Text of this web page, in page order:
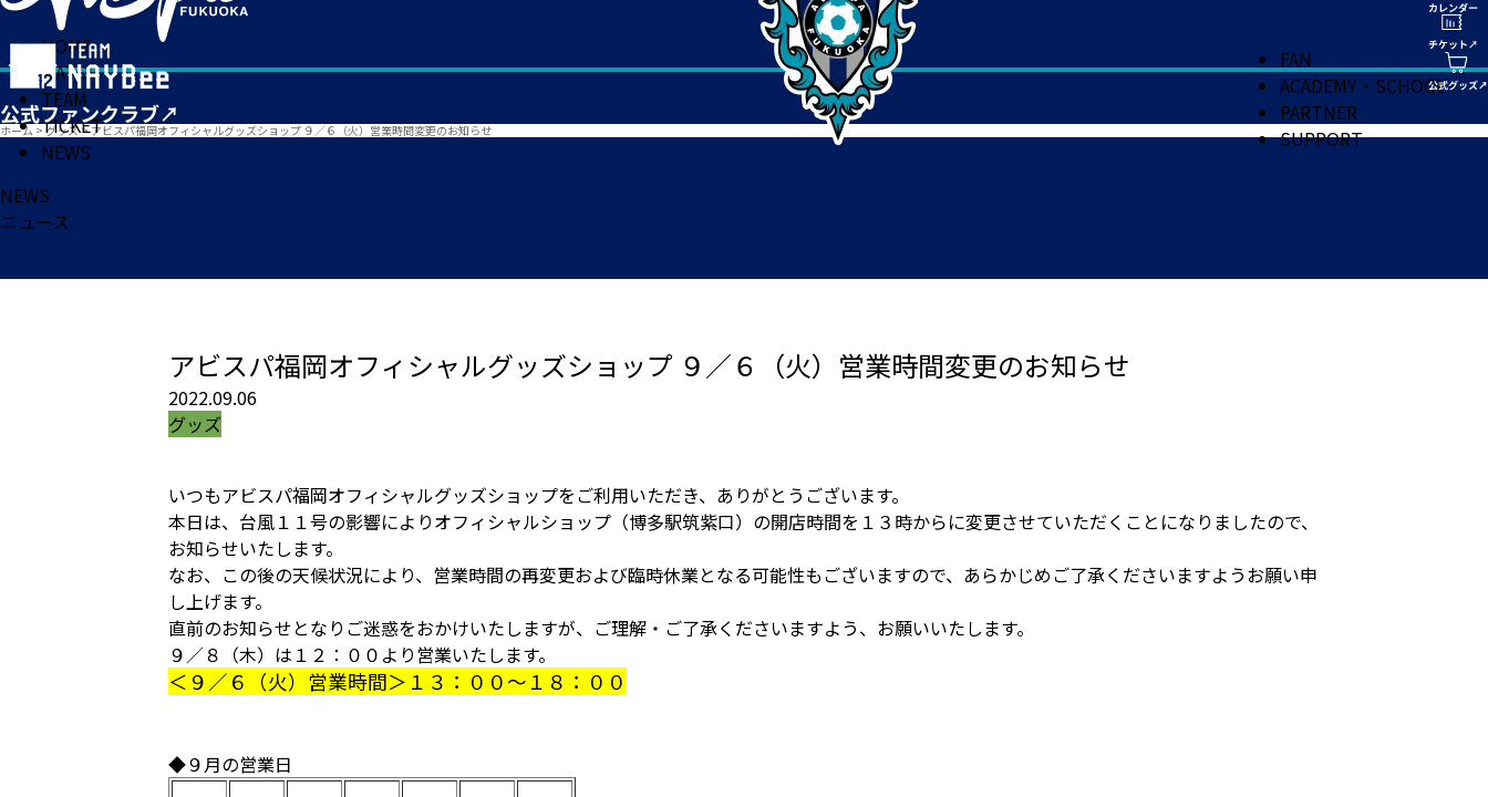
HOME
MATCH
TEAM
TICKET
NEWS
FAN
ACADEMY・SCHOOL
PARTNER
SUPPORT
ホーム > グッズ>アビスパ福岡オフィシャルグッズショップ ９／６（火）営業時間変更のお知らせ
NEWS
ニュース
アビスパ福岡オフィシャルグッズショップ ９／６（火）営業時間変更のお知らせ
2022.09.06
グッズ
いつもアビスパ福岡オフィシャルグッズショップをご利用いただき、ありがとうございます。
本日は、台風１１号の影響によりオフィシャルショップ（博多駅筑紫口）の開店時間を１３時からに変更させていただくことになりましたので、
お知らせいたします。
なお、この後の天候状況により、営業時間の再変更および臨時休業となる可能性もございますので、あらかじめご了承くださいますようお願い申
し上げます。
直前のお知らせとなりご迷惑をおかけいたしますが、ご理解・ご了承くださいますよう、お願いいたします。
９／８（木）は１２：００より営業いたします。
＜９／６（火）営業時間＞１３：００～１８：００
◆９月の営業日